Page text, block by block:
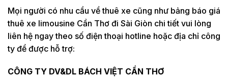
Mọi người có nhu cầu về thuê xe cũng như bảng báo giá
thuê xe limousine Cần Thơ đi Sài Giòn chi tiết vui lòng
liên hệ ngay theo số điện thoại hotline hoặc địa chỉ công
ty để được hỗ trợ:
CÔNG TY DV&DL BÁCH VIỆT CẦN THƠ